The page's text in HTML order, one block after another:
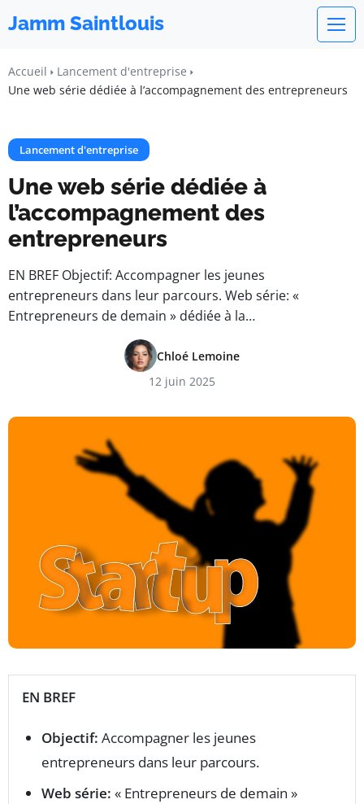
Jamm Saintlouis
Accueil
Lancement d'entreprise
Une web série dédiée à l’accompagnement des entrepreneurs
Lancement d'entreprise
Une web série dédiée à
l’accompagnement des
entrepreneurs
EN BREF Objectif: Accompagner les jeunes
entrepreneurs dans leur parcours. Web série: «
Entrepreneurs de demain » dédiée à la…
Chloé Lemoine
12 juin 2025
EN BREF
Objectif: Accompagner les jeunes
entrepreneurs dans leur parcours.
Web série: « Entrepreneurs de demain »